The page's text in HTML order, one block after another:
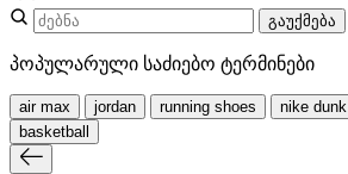
გაუქმება
პოპულარული საძიებო ტერმინები
air max jordan running shoes nike dunk
basketball